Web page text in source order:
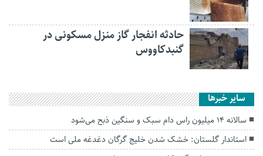
حادثه انفجار گاز منزل مسکونی در
گنبدکاووس
سایر خبرها
سالانه ۱۴ میلیون راس دام سبک و سنگین ذبح می‌شود
استاندار گلستان: خشک شدن خلیج گرگان دغدغه ملی است